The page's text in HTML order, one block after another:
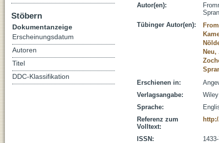
Autor(en):
Tübinger Autor(en):
Erschienen in:
Verlagsangabe:
Sprache:
Referenz zum
Volltext:
ISSN:
Stöbern
Dokumentanzeige
Erscheinungsdatum
Autoren
Titel
DDC-Klassifikation